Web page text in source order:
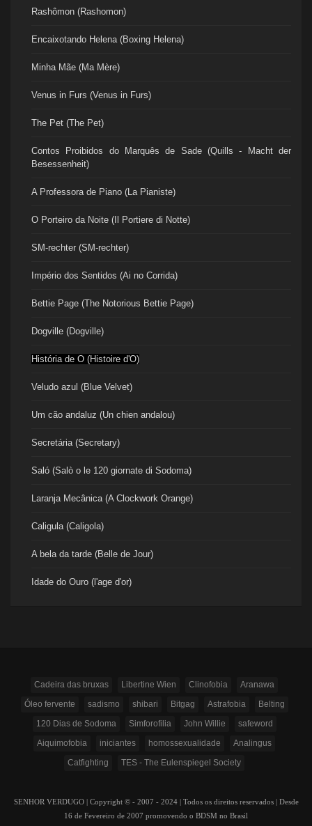
Rashômon (Rashomon)
Encaixotando Helena (Boxing Helena)
Minha Mãe (Ma Mère)
Venus in Furs (Venus in Furs)
The Pet (The Pet)
Contos Proibidos do Marquês de Sade (Quills - Macht der
Besessenheit)
A Professora de Piano (La Pianiste)
O Porteiro da Noite (Il Portiere di Notte)
SM-rechter (SM-rechter)
Império dos Sentidos (Ai no Corrida)
Bettie Page (The Notorious Bettie Page)
Dogville (Dogville)
História de O (Histoire d'O)
Veludo azul (Blue Velvet)
Um cão andaluz (Un chien andalou)
Secretária (Secretary)
Saló (Salò o le 120 giornate di Sodoma)
Laranja Mecânica (A Clockwork Orange)
Caligula (Caligola)
A bela da tarde (Belle de Jour)
Idade do Ouro (l'age d'or)
Cadeira das bruxas Libertine Wien Clinofobia
Aranawa
Óleo fervente
sadismo shibari Bitgag Astrafobia
Belting
120 Dias de Sodoma
Simforofilia John Willie
safeword
Aiquimofobia
iniciantes homossexualidade
Analingus
Catfighting
TES - The Eulenspiegel Society
SENHOR VERDUGO | Copyright © - 2007 - 2024 | Todos os direitos reservados | Desde
16 de Fevereiro de 2007 promovendo o BDSM no Brasil